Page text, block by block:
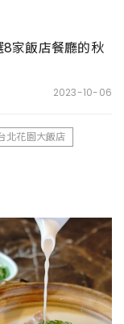
家飯店餐廳的秋
2023-10-06
北花園大飯店